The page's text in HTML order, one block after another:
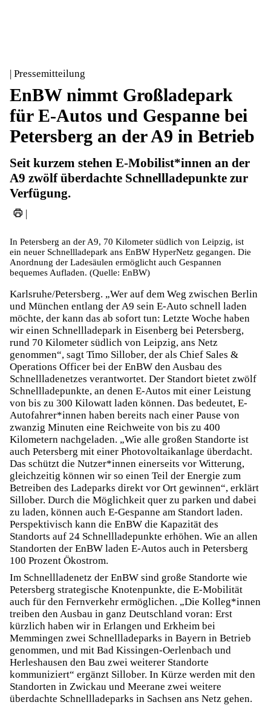
| Pressemitteilung
EnBW nimmt Großladepark
für E-Autos und Gespanne bei
Petersberg an der A9 in Betrieb
Seit kurzem stehen E-Mobilist*innen an der
A9 zwölf überdachte Schnellladepunkte zur
Verfügung.
|
In Petersberg an der A9, 70 Kilometer südlich von Leipzig, ist
ein neuer Schnellladepark ans EnBW HyperNetz gegangen. Die
Anordnung der Ladesäulen ermöglicht auch Gespannen
bequemes Aufladen. (Quelle: EnBW)
Karlsruhe/Petersberg. „Wer auf dem Weg zwischen Berlin
und München entlang der A9 sein E-Auto schnell laden
möchte, der kann das ab sofort tun: Letzte Woche haben
wir einen Schnellladepark in Eisenberg bei Petersberg,
rund 70 Kilometer südlich von Leipzig, ans Netz
genommen“, sagt Timo Sillober, der als Chief Sales &
Operations Officer bei der EnBW den Ausbau des
Schnellladenetzes verantwortet. Der Standort bietet zwölf
Schnellladepunkte, an denen E-Autos mit einer Leistung
von bis zu 300 Kilowatt laden können. Das bedeutet, E-
Autofahrer*innen haben bereits nach einer Pause von
zwanzig Minuten eine Reichweite von bis zu 400
Kilometern nachgeladen. „Wie alle großen Standorte ist
auch Petersberg mit einer Photovoltaikanlage überdacht.
Das schützt die Nutzer*innen einerseits vor Witterung,
gleichzeitig können wir so einen Teil der Energie zum
Betreiben des Ladeparks direkt vor Ort gewinnen“, erklärt
Sillober. Durch die Möglichkeit quer zu parken und dabei
zu laden, können auch E-Gespanne am Standort laden.
Perspektivisch kann die EnBW die Kapazität des
Standorts auf 24 Schnellladepunkte erhöhen. Wie an allen
Standorten der EnBW laden E-Autos auch in Petersberg
100 Prozent Ökostrom.
Im Schnellladenetz der EnBW sind große Standorte wie
Petersberg strategische Knotenpunkte, die E-Mobilität
auch für den Fernverkehr ermöglichen. „Die Kolleg*innen
treiben den Ausbau in ganz Deutschland voran: Erst
kürzlich haben wir in Erlangen und Erkheim bei
Memmingen zwei Schnellladeparks in Bayern in Betrieb
genommen, und mit Bad Kissingen-Oerlenbach und
Herleshausen den Bau zwei weiterer Standorte
kommuniziert“ ergänzt Sillober. In Kürze werden mit den
Standorten in Zwickau und Meerane zwei weitere
überdachte Schnellladeparks in Sachsen ans Netz gehen.